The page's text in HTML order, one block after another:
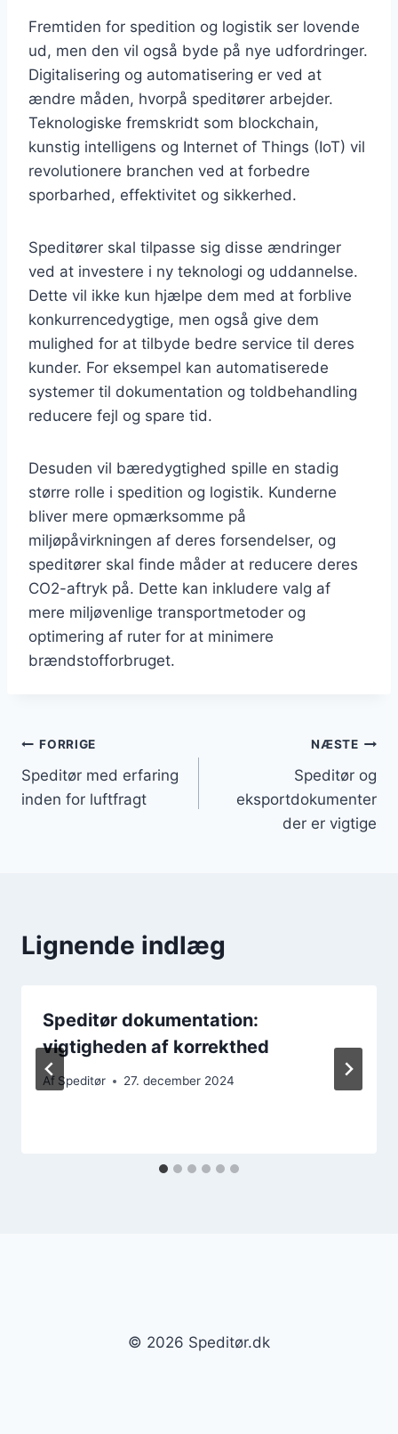
Fremtiden for spedition og logistik ser lovende
ud, men den vil også byde på nye udfordringer.
Digitalisering og automatisering er ved at
ændre måden, hvorpå speditører arbejder.
Teknologiske fremskridt som blockchain,
kunstig intelligens og Internet of Things (IoT) vil
revolutionere branchen ved at forbedre
sporbarhed, effektivitet og sikkerhed.
Speditører skal tilpasse sig disse ændringer
ved at investere i ny teknologi og uddannelse.
Dette vil ikke kun hjælpe dem med at forblive
konkurrencedygtige, men også give dem
mulighed for at tilbyde bedre service til deres
kunder. For eksempel kan automatiserede
systemer til dokumentation og toldbehandling
reducere fejl og spare tid.
Desuden vil bæredygtighed spille en stadig
større rolle i spedition og logistik. Kunderne
bliver mere opmærksomme på
miljøpåvirkningen af deres forsendelser, og
speditører skal finde måder at reducere deres
CO2-aftryk på. Dette kan inkludere valg af
mere miljøvenlige transportmetoder og
optimering af ruter for at minimere
brændstofforbruget.
Indlægsnavigation
FORRIGE
Speditør med erfaring
inden for luftfragt
NÆSTE
Speditør og
eksportdokumenter
der er vigtige
Lignende indlæg
Speditør dokumentation:
vigtigheden af korrekthed
Af Speditør 27. december 2024
© 2026 Speditør.dk